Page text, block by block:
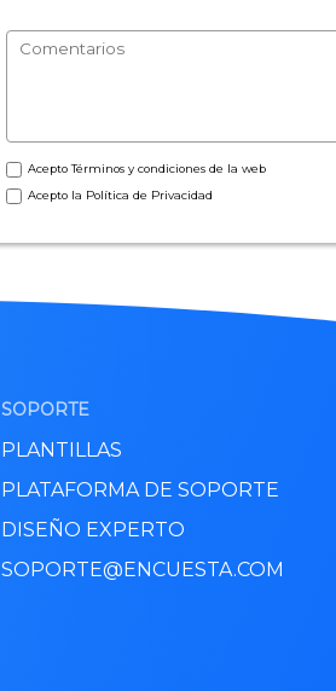
AceptoTérminos y condiciones de la web
Acepto la Política de Privacidad
SOPORTE
PLANTILLAS
PLATAFORMA DE SOPORTE
DISEÑO EXPERTO
SOPORTE@ENCUESTA.COM